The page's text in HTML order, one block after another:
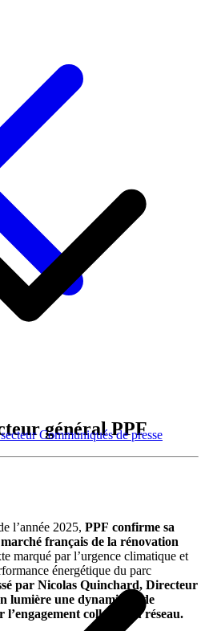
Communiqués de presse
général PPF
l’année 2025, PPF confirme sa
français de la rénovation
marqué par l’urgence climatique et
énergétique du parc
par Nicolas Quinchard, Directeur
lumière une dynamique de
l’engagement collectif du réseau.